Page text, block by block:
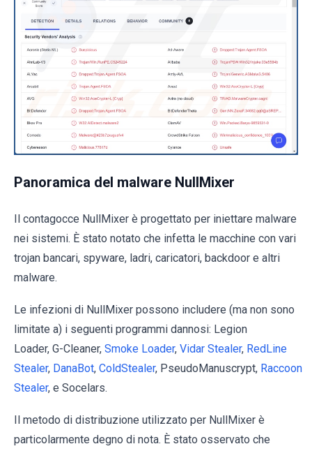
Panoramica del malware NullMixer
Il contagocce NullMixer è progettato per iniettare malware
nei sistemi. È stato notato che infetta le macchine con vari
trojan bancari, spyware, ladri, caricatori, backdoor e altri
malware.
Le infezioni di NullMixer possono includere (ma non sono
limitate a) i seguenti programmi dannosi: Legion
Loader, G-Cleaner, Smoke Loader, Vidar Stealer, RedLine
Stealer, DanaBot, ColdStealer, PseudoManuscrypt, Raccoon
Stealer, e Socelars.
Il metodo di distribuzione utilizzato per NullMixer è
particolarmente degno di nota. È stato osservato che